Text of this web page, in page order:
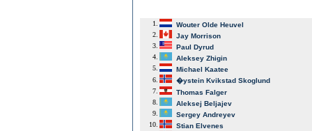
1.
Wouter Olde Heuvel
2.
Jay Morrison
3.
Paul Dyrud
4.
Aleksey Zhigin
5.
Michael Kaatee
6.
�ystein Kvikstad Skoglund
7.
Thomas Falger
8.
Aleksej Beljajev
9.
Sergey Andreyev
10.
Stian Elvenes